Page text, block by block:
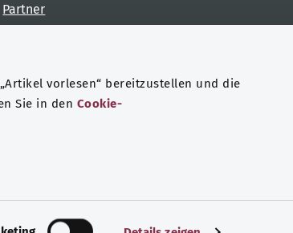
vorlesen“ bereitzustellen und die
Sie in den Cookie-
Partner